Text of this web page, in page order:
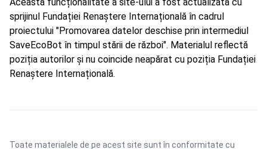
sprijinul Fundației Renaștere Internațională în cadrul
proiectului "Promovarea datelor deschise prin intermediul
SaveEcoBot în timpul stării de război". Materialul reflectă
poziția autorilor și nu coincide neapărat cu poziția Fundației
Renaștere Internațională.
Toate materialele de pe acest site sunt în conformitate cu